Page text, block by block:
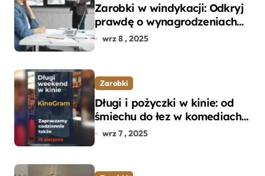
Zarobki w windykacji: Odkryj
prawdę o wynagrodzeniach
specjalistów w branży
wrz 8 , 2025
Zarobki
Długi i pożyczki w kinie: od
śmiechu do łez w komediach i
dramatach
wrz 7 , 2025